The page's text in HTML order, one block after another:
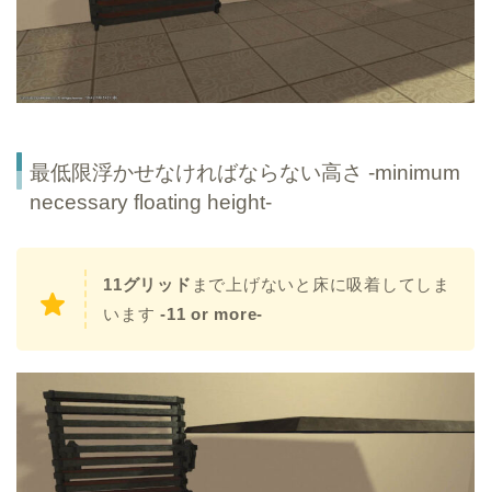
最低限浮かせなければならない高さ -minimum
necessary floating height-
11グリッド まで上げないと床に吸着してしま
います-11 or more-